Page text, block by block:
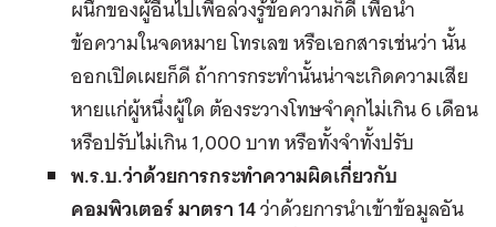
ผนึกของผู้อื่นไปเพื่อล่วงรู้ข้อความก็ดี เพื่อนำ
ข้อความในจดหมาย โทรเลข หรือเอกสารเช่นว่า นั้น
ออกเปิดเผยก็ดี ถ้าการกระทำนั้นน่าจะเกิดความเสีย
หายแก่ผู้หนึ่งผู้ใด ต้องระวางโทษจำคุกไม่เกิน 6 เดือน
หรือปรับไม่เกิน 1,000 บาท หรือทั้งจำทั้งปรับ
พ.ร.บ.ว่าด้วยการกระทำความผิดเกี่ยวกับ
คอมพิวเตอร์ มาตรา 14ว่าด้วยการนำเข้าข้อมูลอัน